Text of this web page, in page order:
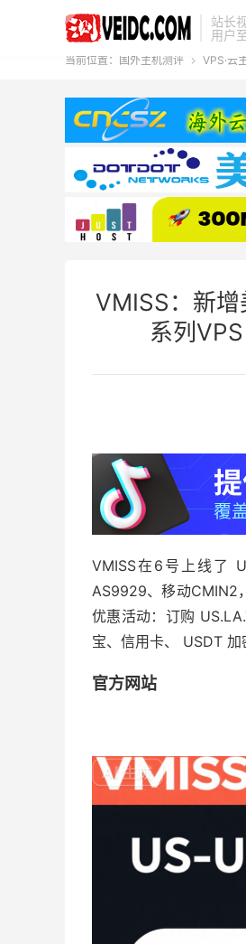
站长
用户
当前位置： 国外主机测评  VPS·云
VMISS：新
系列
VMISS在6号上线了
AS9929、移动CMIN2
优惠活动：订购
宝、信用卡、 USDT 加
官方网站